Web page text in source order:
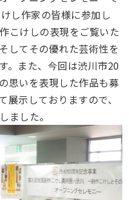
し作家の皆様に参加し
こけしの表現をご覧いた
してその優れた芸術性を
。また、今回は渋川市20
思いを表現した作品も募
展示しておりますので、
ました。